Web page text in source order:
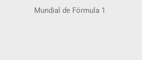
Mundial de Fórmula 1